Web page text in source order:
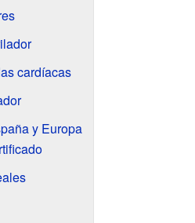
cardíacas
y Europa